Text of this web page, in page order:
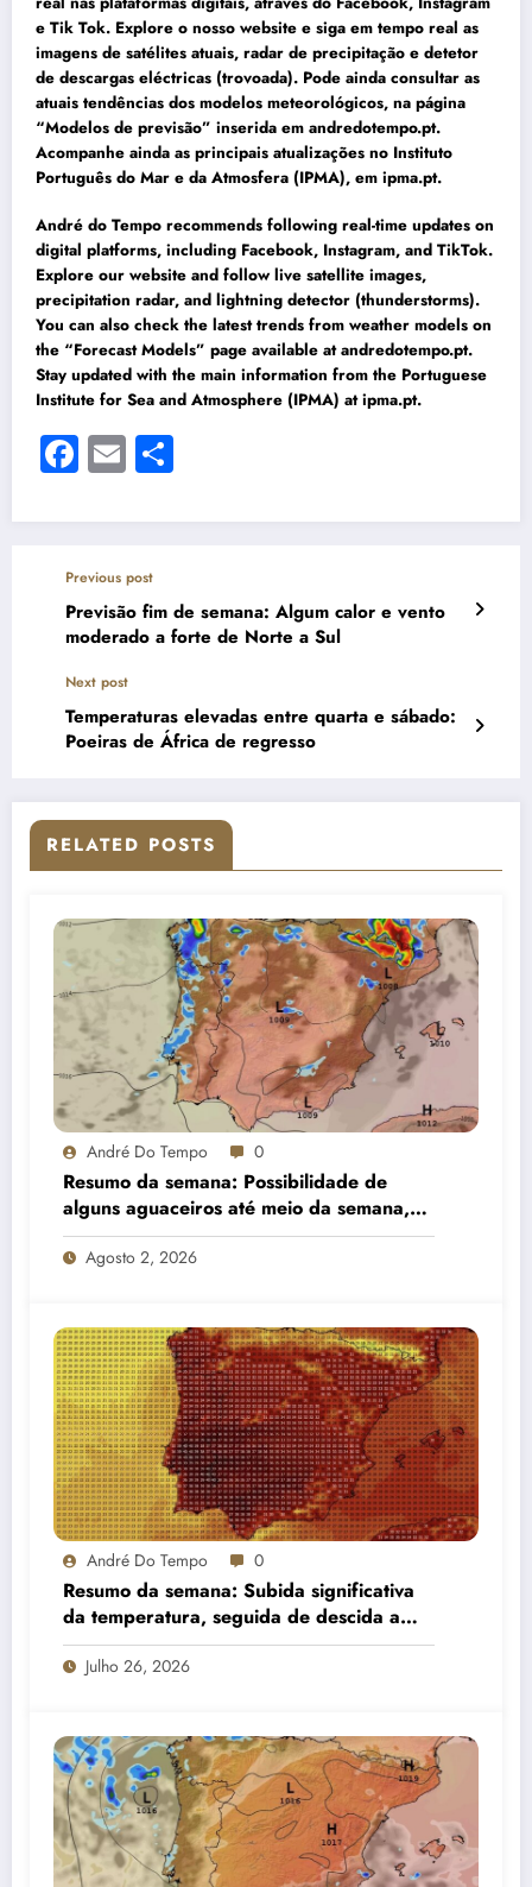
e Tik Tok. Explore o nosso website e siga em tempo real as
imagens de satélites atuais, radar de precipitação e detetor
de descargas eléctricas (trovoada). Pode ainda consultar as
atuais tendências dos modelos meteorológicos, na página
“Modelos de previsão” inserida em andredotempo.pt.
Acompanhe ainda as principais atualizações no Instituto
Português do Mar e da Atmosfera (IPMA), em ipma.pt.
André do Tempo recommends following real-time updates on
digital platforms, including Facebook, Instagram, and TikTok.
Explore our website and follow live satellite images,
precipitation radar, and lightning detector (thunderstorms).
You can also check the latest trends from weather models on
the “Forecast Models” page available at andredotempo.pt.
Stay updated with the main information from the Portuguese
Institute for Sea and Atmosphere (IPMA) at ipma.pt.
Facebook
Email
Previous post
Previsão fim de semana: Algum calor e vento
moderado a forte de Norte a Sul
Next post
Temperaturas elevadas entre quarta e sábado:
Poeiras de África de regresso
RELATED POSTS
André Do Tempo 0
Resumo da semana: Possibilidade de
alguns aguaceiros até meio da semana,
estabilizando gradualmente e com alguma
nortada no litoral
Agosto 2, 2026
André Do Tempo 0
Resumo da semana: Subida significativa
da temperatura, seguida de descida a
partir do meio da semana e aumento de
nebulosidade
Julho 26, 2026